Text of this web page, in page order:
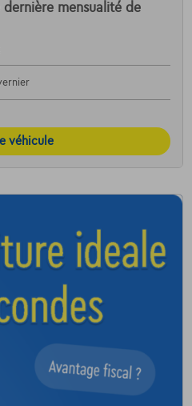
dernière mensualité de
véhicule